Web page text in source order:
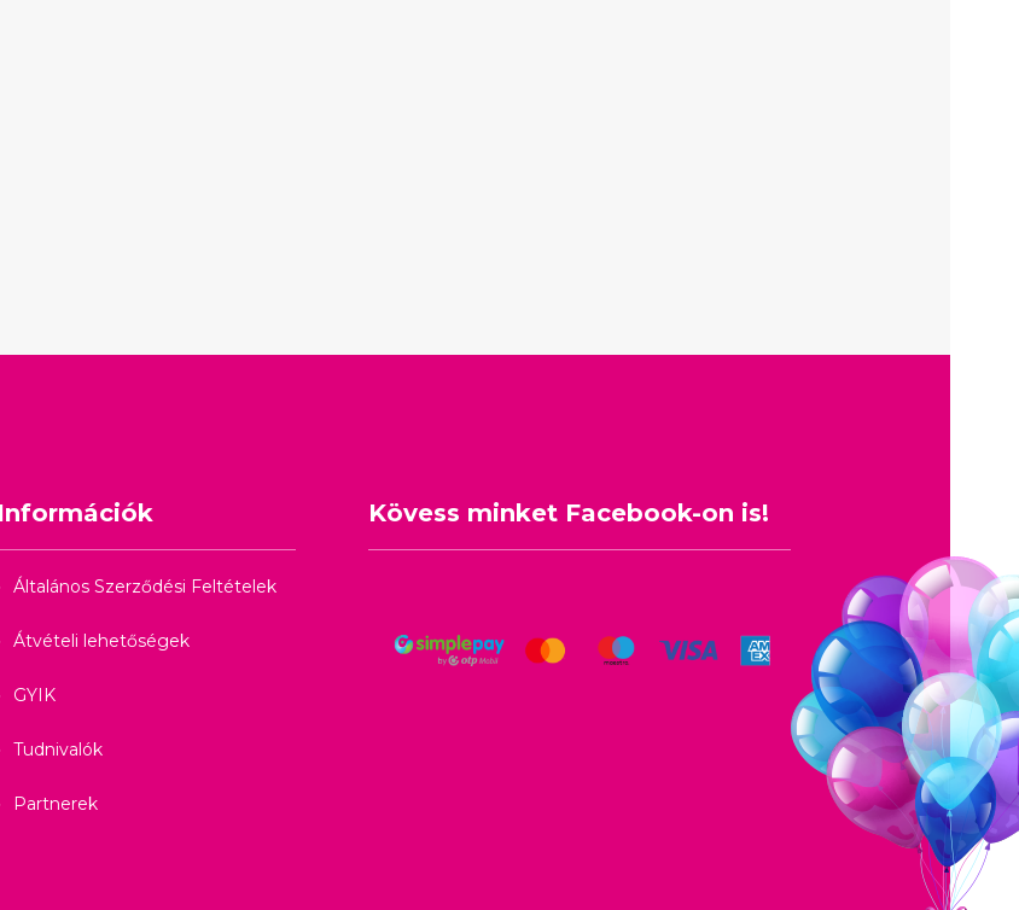
Információk
Általános Szerződési Feltételek
Átvételi lehetőségek
GYIK
Tudnivalók
Partnerek
Kövess minket Facebook-on is!